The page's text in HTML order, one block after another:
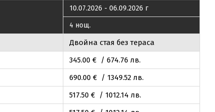
10.07.2026 - 06.09.2026 г
4 нощ.
Двойна стая без тераса
345.00€ / 674.76лв.
690.00€ / 1349.52лв.
517.50€ / 1012.14 лв.